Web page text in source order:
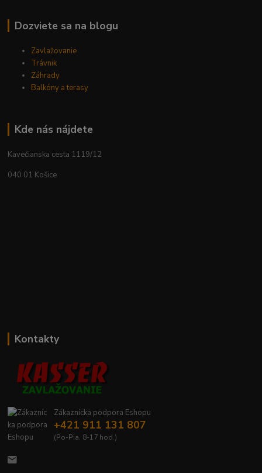
Dozviete sa na blogu
Zavlažovanie
Trávnik
Záhrady
Balkóny a terasy
Kde nás nájdete
Kavečianska cesta 1119/12
040 01 Košice
Kontakty
Zákaznícka podpora Eshopu
+421 911 131 807
(Po-Pia, 8-17 hod.)